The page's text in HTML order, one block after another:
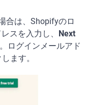
合は、Shopifyのロ
スを入力し、
Next
ログインメールアド
ます。